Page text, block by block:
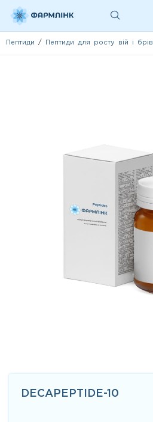
Пептиди / Пептиди для росту вій і брів
DECAPEPTIDE-10